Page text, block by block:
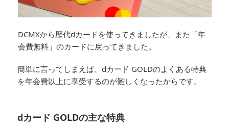
DCMXから歴代dカードを使ってきましたが、また「年
会費無料」のカードに戻ってきました。
簡単に言ってしまえば、dカード GOLDのよくある特典
を年会費以上に享受するのが難しくなったからです。
dカード GOLDの主な特典